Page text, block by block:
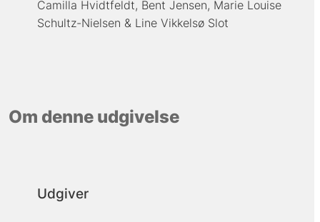
Camilla Hvidtfeldt Bent Jensen Marie Louise
Schultz-Nielsen
Line Vikkelsø Slot
Om denne udgivelse
Udgiver